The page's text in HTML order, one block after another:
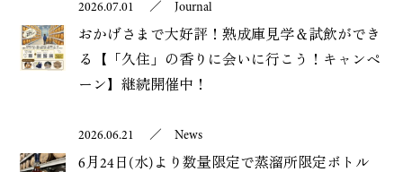
2026.07.01 ／ Journal
おかげさまで大好評！熟成庫見学＆試飲ができ
る【「久住」の香りに会いに行こう！キャンペ
ーン】継続開催中！
2026.06.21 ／ News
6月24日(水)より数量限定で蒸溜所限定ボトル